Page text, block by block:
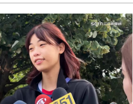
翎受訪時表示，目前計畫就是先養
好了就會重新開始比賽，而她的爸
著她的愛犬「歐巴」來機場接機，
「家翎很棒了，我們永遠都支持